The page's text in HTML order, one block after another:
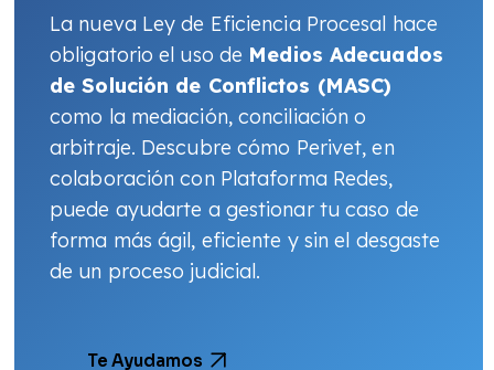
La nueva Ley de Eficiencia Procesal hace
obligatorio el uso de Medios Adecuados
de Solución de Conflictos (MASC)
como la mediación, conciliación o
arbitraje. Descubre cómo Perivet, en
colaboración con Plataforma Redes,
puede ayudarte a gestionar tu caso de
forma más ágil, eficiente y sin el desgaste
de un proceso judicial.
Te Ayudamos